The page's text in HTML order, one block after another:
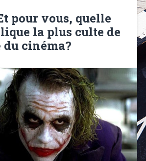
pour vous, quelle
la plus culte de
cinéma?